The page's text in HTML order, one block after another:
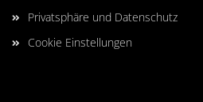
Privatsphäre und Datenschutz
Cookie Einstellungen